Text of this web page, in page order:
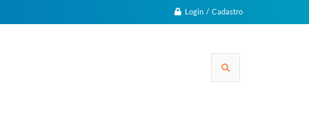
Login / Cadastro